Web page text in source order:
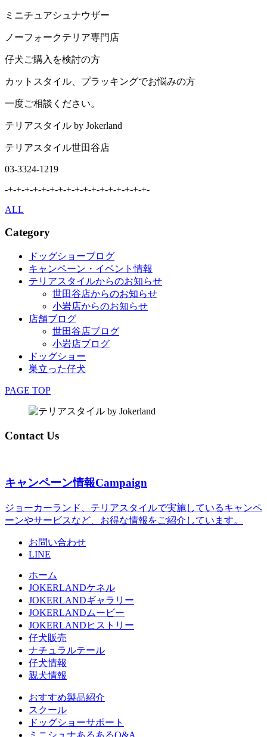
ミニチュアシュナウザー
ノーフォークテリア専門店
仔犬ご購入を検討の方
カットスタイル、プラッキングでお悩みの方
一度ご相談ください。
テリアスタイル by Jokerland
テリアスタイル世田谷店
03-3324-1219
-+-+-+-+-+-+-+-+-+-+-+-+-+-+-+-+-+-
ALL
Category
ドッグショーブログ
キャンペーン・イベント情報
テリアスタイルからのお知らせ
世田谷店からのお知らせ
小岩店からのお知らせ
店舗ブログ
世田谷店ブログ
小岩店ブログ
ドッグショー
巣立った仔犬
PAGE TOP
Contact Us
キャンペーン情報Campaign
ジョーカーランド、テリアスタイルで実施しているキャンペ
ーンやサービスなど、お得な情報をご紹介しています。
お問い合わせ
LINE
ホーム
JOKERLANDケネル
JOKERLANDギャラリー
JOKERLANDムービー
JOKERLANDヒストリー
仔犬販売
ナチュラルテール
仔犬情報
親犬情報
おすすめ製品紹介
スクール
ドッグショーサポート
ミニシュナあるあるQ&A